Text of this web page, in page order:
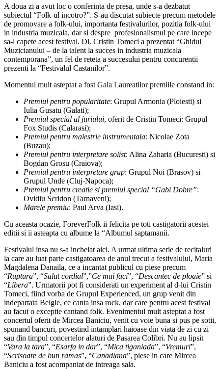
A doua zi a avut loc o conferinta de presa, unde s-a dezbatut
subiectul “Folk-ul incotro?”. S-au discutat subiecte precum metodele
de promovare a folk-ului, importanta festivalurilor, pozitia folk-ului
in industria muzicala, dar si despre profesionalismul pe care incepe
sa-l capete acest festival. Dl. Cristin Tomeci a prezentat “Ghidul
Muzicianului – de la talent la succes in industria muzicala
contemporana”, un fel de reteta a succesului pentru concurentii
prezenti la “Festivalul Castanilor”.
Momentul mult asteptat a fost Gala Laureatilor premiile constand in:
Premiul pentru popularitate: Grupul Armonia (Ploiesti) si
Iulia Gusatu (Galati);
Premiul special al juriului, oferit de Cristin Tomeci: Grupul
Fox Studis (Calarasi);
Premiul pentru maiestrie instrumentala: Nicolae Zota
(Buzau);
Premiul pentru interpretare solist: Alina Zaharia (Bucuresti) si
Bogdan Grosu (Craiova);
Premiul pentru interpretare grup: Grupul Noi (Brasov) si
Grupul Unde (Cluj-Napoca);
Premiul pentru creatie si premiul special “Gabi Dobre”:
Ovidiu Scridon (Tarnaveni);
Marele premiu: Paul Arva (Iasi).
Cu aceasta ocazie, ForeverFolk ii felicita pe toti castigatorii acestei
editii si ii asteapta cu albume la “Albumul saptamanii.
Festivalul insa nu s-a incheiat aici. A urmat ultima serie de recitaluri
la care au luat parte castigatoarea de anul trecut a festivalului, Maria
Magdalena Danaila, ce a incantat publicul cu piese precum
“Ruptura”, “Salut cordial”,”Ce mai faci”, “Descantec de ploaie” si
“Libera”. Urmatorii pot fi considerati un experiment al d-lui Cristin
Tomeci, fiind vorba de Grupul Experienced, un grup venit din
indepartata Belgie, ce canta insa rock, dar care pentru acest festival
au facut o exceptie cantand folk. Evenimentul mult asteptat a fost
concertul oferit de Mircea Baniciu, venit cu voie buna si pus pe sotii,
spunand bancuri, povestind intamplari haioase din viata de zi cu zi
sau din timpul concertelor alaturi de Pasarea Colibri. Nu au lipsit
“Vara la tara”, “Esarfa in dar”, “Mica tiganiada”, “Vremuri”,
“Scrisoare de bun ramas”, “Canadiana”, piese in care Mircea
Baniciu a fost acompaniat de intreaga sala.